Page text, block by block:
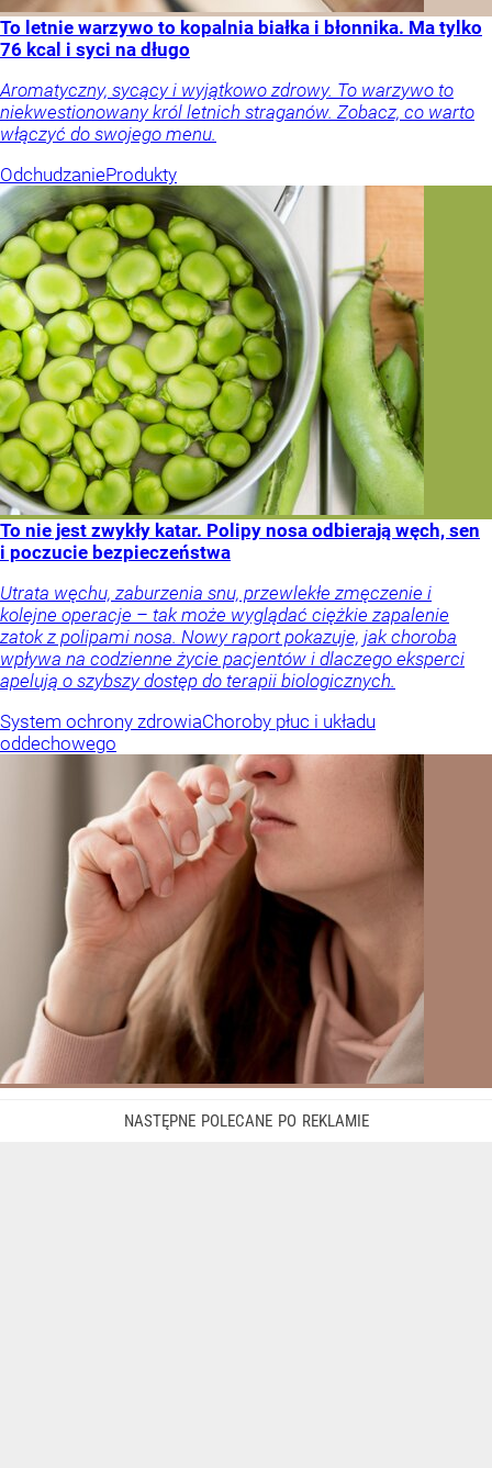
To letnie warzywo to kopalnia białka i błonnika. Ma tylko
76 kcal i syci na długo
Aromatyczny, sycący i wyjątkowo zdrowy. To warzywo to
niekwestionowany król letnich straganów. Zobacz, co warto
włączyć do swojego menu.
OdchudzanieProdukty
To nie jest zwykły katar. Polipy nosa odbierają węch, sen
i poczucie bezpieczeństwa
Utrata węchu, zaburzenia snu, przewlekłe zmęczenie i
kolejne operacje – tak może wyglądać ciężkie zapalenie
zatok z polipami nosa. Nowy raport pokazuje, jak choroba
wpływa na codzienne życie pacjentów i dlaczego eksperci
apelują o szybszy dostęp do terapii biologicznych.
System ochrony zdrowiaChoroby płuc i układu
oddechowego